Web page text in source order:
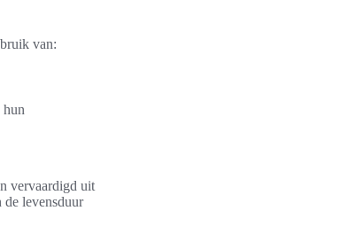
van:
hun
vervaardigd uit
de levensduur